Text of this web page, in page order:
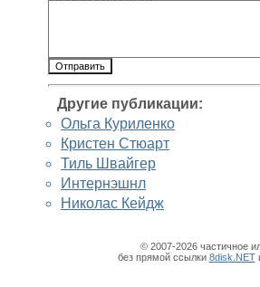
Другие публикации:
Ольга Куриленко
Кристен Стюарт
Тиль Швайгер
Интернэшнл
Николас Кейдж
© 2007-2026 частичное
без прямой ссылки 8disk.NET